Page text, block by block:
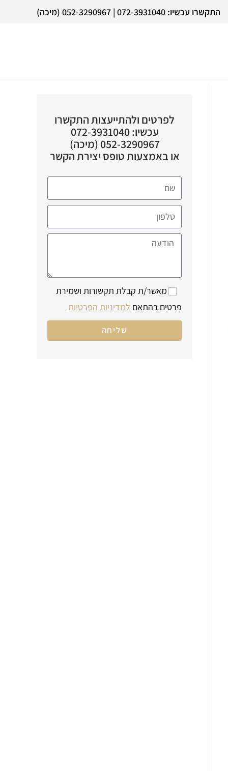
התקשרו עכשיו: 072-3931040 | 052-3290967 (מיכה)
לפרטים ולהתייעצות התקשרו
עכשיו: 072-3931040
052-3290967 (מיכה)
או באמצעות טופס יצירת הקשר
מאשר/ת קבלת תקשורות ושמירת
פרטים בהתאם למדיניות הפרטיות
שליחה